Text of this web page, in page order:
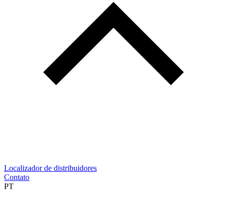
Localizador de distribuidores
Contato
PT